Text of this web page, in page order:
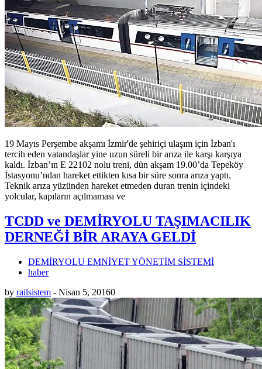
19 Mayıs Perşembe akşamı İzmir'de şehiriçi ulaşım için İzban'ı
tercih eden vatandaşlar yine uzun süreli bir arıza ile karşı karşıya
kaldı. İzban’ın E 22102 nolu treni, dün akşam 19.00’da Tepeköy
İstasyonu’ndan hareket ettikten kısa bir süre sonra arıza yaptı.
Teknik arıza yüzünden hareket etmeden duran trenin içindeki
yolcular, kapıların açılmaması ve
TCDD ve DEMİRYOLU TAŞIMACILIK
DERNEĞİ BİR ARAYA GELDİ
DEMİRYOLU EMNİYET YÖNETİM SİSTEMİ
haber
by railsistem - Nisan 5, 20160